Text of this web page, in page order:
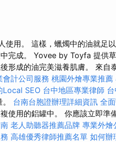
使用。 這樣，蠟燭中的油就足
完成。 Yovee by Toyfa 提供
形成的油完美滋養肌膚。 來自
會計公司服務 桃園外燴專業推薦
Local SEO 台中地區專業律師
台南台胞證辦理詳細資訊 全
使用的鋁罐中。 你應該立即準
老人助聽器推薦品牌 專業外燴
高雄優秀律師推薦名單 如何辦